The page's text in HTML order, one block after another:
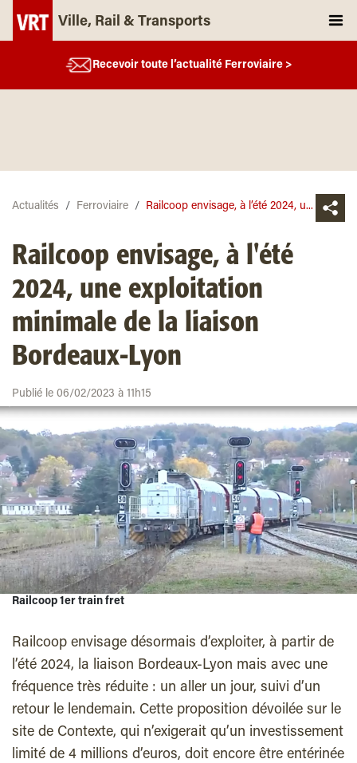
Ville, Rail & Transports
Recevoir toute l’actualité Ferroviaire >
Actualités Ferroviaire Railcoop envisage, à l’été 2024, u...
Railcoop envisage, à l'été
2024, une exploitation
minimale de la liaison
Bordeaux-Lyon
Publié le 06/02/2023 à 11h15
Railcoop 1er train fret
Railcoop envisage désormais d’exploiter, à partir de
l’été 2024, la liaison Bordeaux-Lyon mais avec une
fréquence très réduite : un aller un jour, suivi d’un
retour le lendemain. Cette proposition dévoilée sur le
site de Contexte, qui n’exigerait qu’un investissement
limité de 4 millions d’euros, doit encore être entérinée